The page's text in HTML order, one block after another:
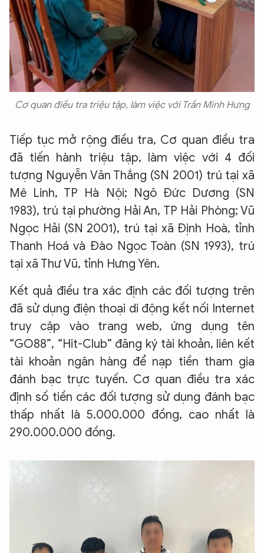
Cơ quan điều tra triệu tập, làm việc với Trần Minh Hưng
Tiếp tục mở rộng điều tra, Cơ quan điều tra
đã tiến hành triệu tập, làm việc với 4 đối
tượng Nguyễn Văn Thắng (SN 2001) trú tại xã
Mê Linh, TP Hà Nội; Ngô Đức Dương (SN
1983), trú tại phường Hải An, TP Hải Phòng; Vũ
Ngọc Hải (SN 2001), trú tại xã Định Hoà, tỉnh
Thanh Hoá và Đào Ngọc Toàn (SN 1993), trú
tại xã Thư Vũ, tỉnh Hưng Yên.
Kết quả điều tra xác định các đối tượng trên
đã sử dụng điện thoại di động kết nối Internet
truy cập vào trang web, ứng dụng tên
“GO88”, “Hit-Club” đăng ký tài khoản, liên kết
tài khoản ngân hàng để nạp tiền tham gia
đánh bạc trực tuyến. Cơ quan điều tra xác
định số tiền các đối tượng sử dụng đánh bạc
thấp nhất là 5.000.000 đồng, cao nhất là
290.000.000 đồng.